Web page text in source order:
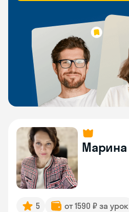
Марина
5 от 1590 ₽ за урок